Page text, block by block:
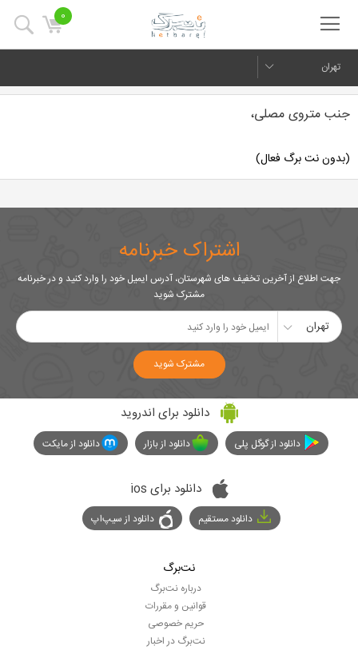
0
تهران
جنب متروی مصلی،
(بدون نت برگ فعال)
اشتراک خبرنامه
جهت اطلاع از آخرین تخفیف های شهرستان، آدرس ایمیل خود را وارد کنید و در خبرنامه
مشترک شوید
تهران
مشترک شوید
دانلود برای اندروید
دانلود از گوگل پلی دانلود از بازار دانلود از مایکت
دانلود برای ios
دانلود مستقیم دانلود از سیپ‌اپ
نت‌برگ
درباره نت‌برگ
قوانین و مقررات
حریم خصوصی
نت‌برگ در اخبار